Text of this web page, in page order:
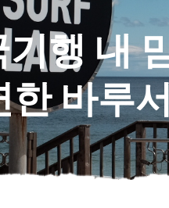
기행 내
한 바루